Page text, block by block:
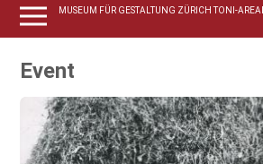
MUSEUM FÜR GESTALTUNG ZÜRICH TONI-AREAL
Event